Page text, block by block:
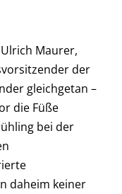
Maurer,
der
gleichgetan –
die Füße
bei der
daheim keiner